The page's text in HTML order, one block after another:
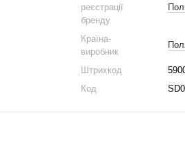
реєстрації
бренду
Країна-
виробник
Штрихкод
Код